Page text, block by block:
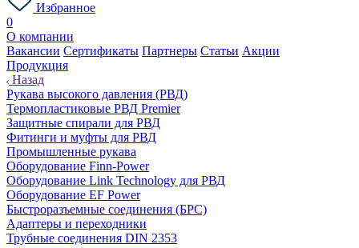
Избранное
0
О компании
Вакансии Сертификаты Партнеры Статьи Акции
Продукция
Назад
Рукава высокого давления (РВД)
Термопластиковые РВД Premier
Защитные спирали для РВД
Фитинги и муфты для РВД
Промышленные рукава
Оборудование Finn-Power
Оборудование Link Technology для РВД
Оборудование EF Power
Быстроразъемные соединения (БРС)
Адаптеры и переходники
Трубные соединения DIN 2353